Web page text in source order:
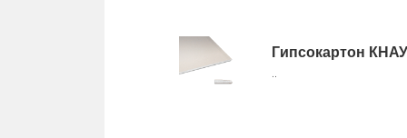
Гипсокартон
..